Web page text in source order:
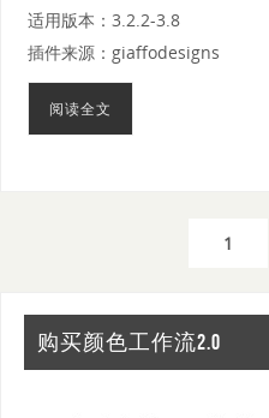
适用版本：3.2.2-3.8
插件来源：giaffodesigns
阅读全文
1
购买颜色工作流2.0